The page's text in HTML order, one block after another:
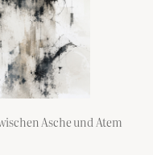
Asche und Atem